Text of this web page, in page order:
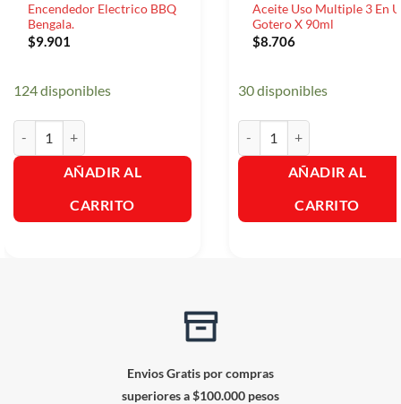
Encendedor Electrico BBQ
Bengala.
$9.901
124 disponibles
AÑADIR AL
CARRITO
Aceite Uso Multiple 3 En
Gotero X 90ml
$8.706
30 disponibles
AÑADIR AL
CARRITO
Envios Gratis por compras
superiores a $100.000 pesos